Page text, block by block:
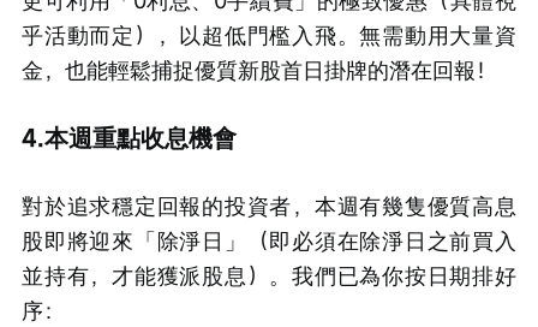
乎活動而定），以超低門檻入飛。無需動用大量資
金，也能輕鬆捕捉優質新股首日掛牌的潛在回報！
4.本週重點收息機會
對於追求穩定回報的投資者，本週有幾隻優質高息
股即將迎來「除淨日」（即必須在除淨日之前買入
並持有，才能獲派股息）。我們已為你按日期排好
序：